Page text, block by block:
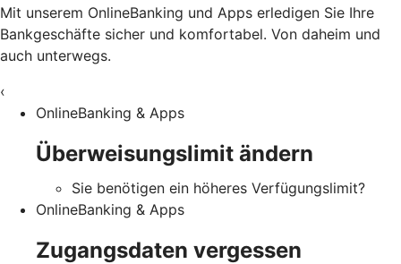
Mit unserem OnlineBanking und Apps erledigen Sie Ihre
Bankgeschäfte sicher und komfortabel. Von daheim und
auch unterwegs.
‹
OnlineBanking & Apps
Überweisungslimit ändern
Sie benötigen ein höheres Verfügungslimit?
OnlineBanking & Apps
Zugangsdaten vergessen